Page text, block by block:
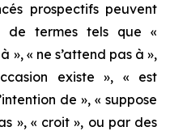
prospectifs peuvent
de termes tels que «
», « ne s’attend pas à »,
existe », « est
de », « suppose
», « croit », ou par des